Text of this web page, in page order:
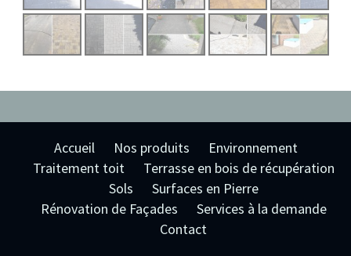
Accueil Nos produits
Environnement
Traitement toit
Terrasse en bois de récupération
Sols
Surfaces en Pierre
Rénovation de Façades
Services à la demande
Contact